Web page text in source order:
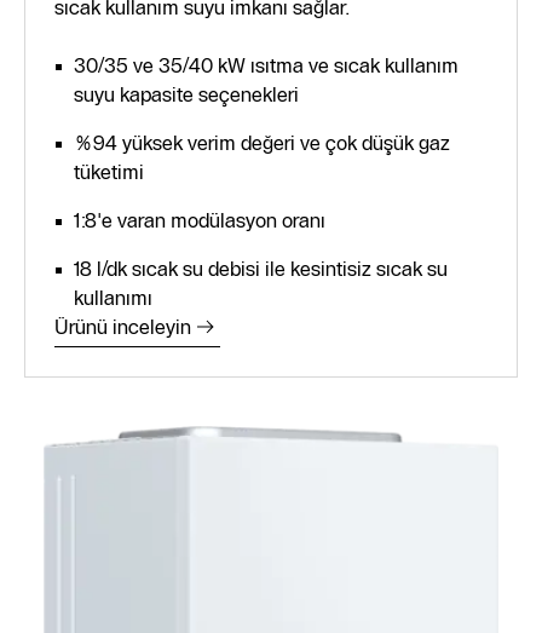
sıcak kullanım suyu imkanı sağlar.
30/35 ve 35/40 kW ısıtma ve sıcak kullanım
suyu kapasite seçenekleri
%94 yüksek verim değeri ve çok düşük gaz
tüketimi
1:8'e varan modülasyon oranı
18 l/dk sıcak su debisi ile kesintisiz sıcak su
kullanımı
Ürünü inceleyin